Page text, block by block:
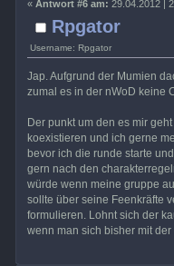
Rpgator
Username: Rpgator
« Antwort #6 am: 29.04.2012 |
Jap. Aufgrund der Mumien
zumal es in der nWoD keine
Der punkt um den es mir
koexistieren und ich gerne
bevor ich die runde starte
gern nach den
würde wenn meine gruppe
sollte über seine Feenkräfte
formulieren. Lohnt sich der
wenn man sich bisher mit